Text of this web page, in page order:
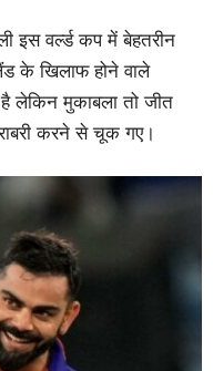
इस वर्ल्ड कप में बेहतरीन
के खिलाफ होने वाले
लेकिन मुकाबला तो जीत
करने से चूक गए।